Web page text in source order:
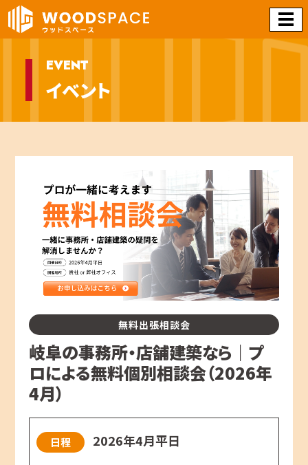
EVENT
イベント
無料出張相談会
岐阜の事務所・店舗建築なら｜プ
ロによる無料個別相談会（2026年
4月）
日程 2026年4月平日